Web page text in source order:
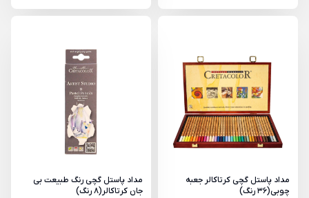
مداد پاستل گچی کرتاکالر جعبه
چوبی(36 رنگ)
مداد پاستل گچی رنگ طبیعت بی
جان کرتاکالر(8 رنگ)